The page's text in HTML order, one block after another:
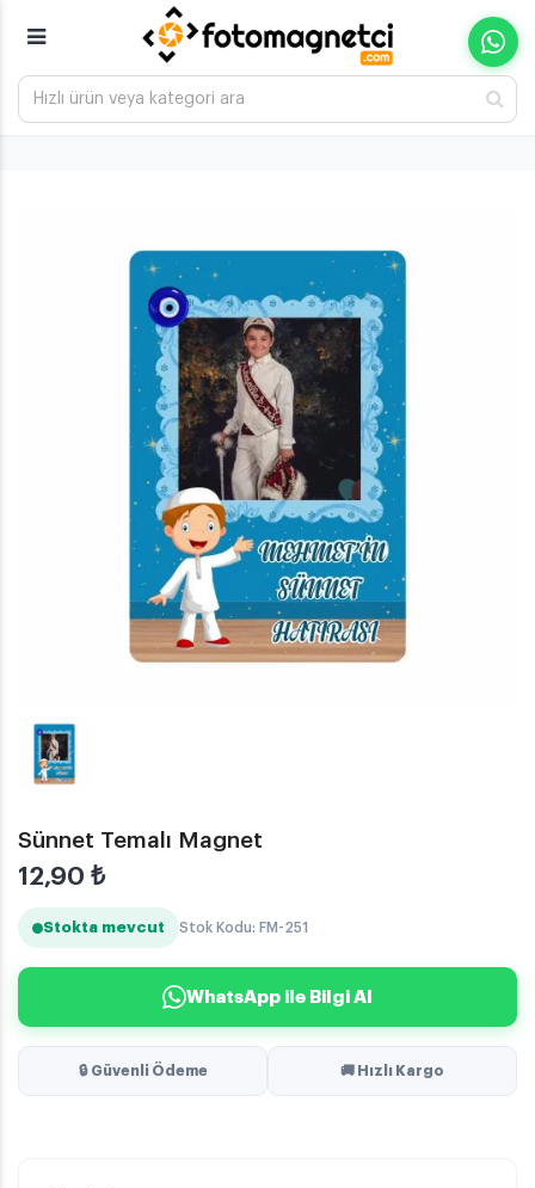
Sünnet Temalı Magnet
12,90 ₺
Stokta mevcut Stok Kodu: FM-251
WhatsApp ile Bilgi Al
🔒 Güvenli Ödeme 🚚 Hızlı Kargo